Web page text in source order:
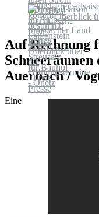
Überblick
Auf Rechnung
Auerbach /
Eine